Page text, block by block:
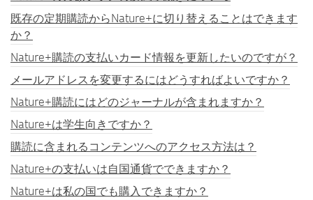
既存の定期購読からNature+に切り替えることはできます
か？
Nature+購読の支払いカード情報を更新したいのですが？
メールアドレスを変更するにはどうすればよいですか？
Nature+購読にはどのジャーナルが含まれますか？
Nature+は学生向きですか？
購読に含まれるコンテンツへのアクセス方法は？
Nature+の支払いは自国通貨でできますか？
Nature+は私の国でも購入できますか？